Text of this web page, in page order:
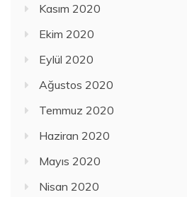
Kasım 2020
Ekim 2020
Eylül 2020
Ağustos 2020
Temmuz 2020
Haziran 2020
Mayıs 2020
Nisan 2020